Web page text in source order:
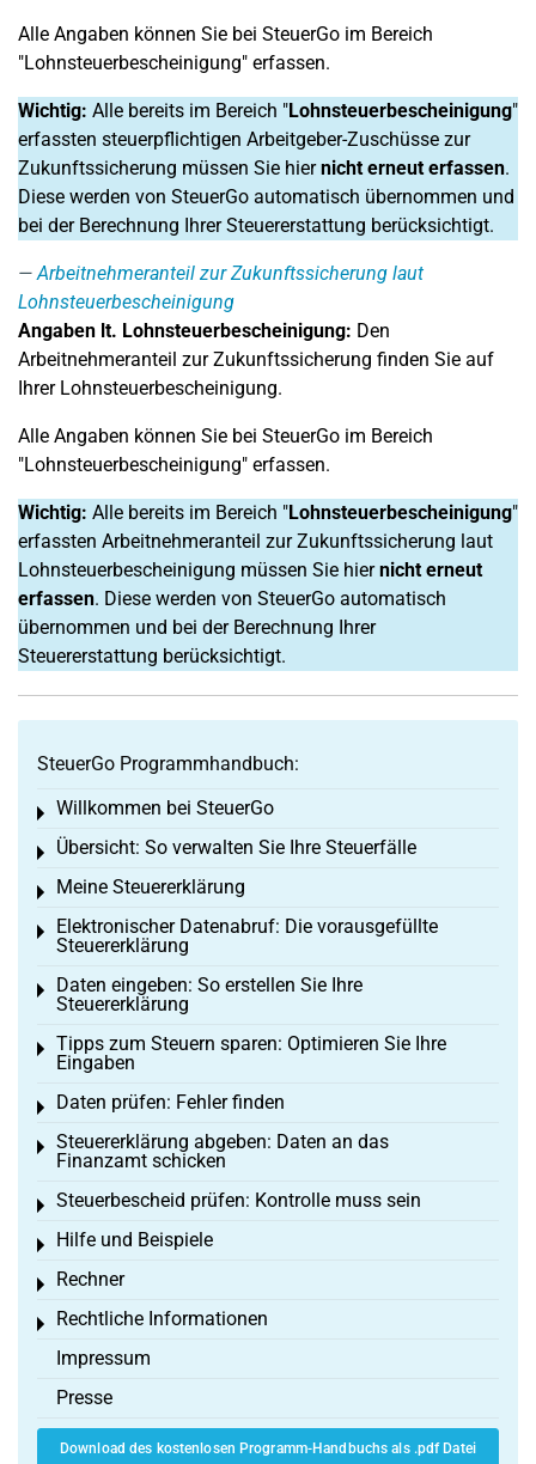
Alle Angaben können Sie bei SteuerGo im Bereich
"Lohnsteuerbescheinigung" erfassen.
Wichtig: Alle bereits im Bereich "Lohnsteuerbescheinigung"
erfassten steuerpflichtigen Arbeitgeber-Zuschüsse zur
Zukunftssicherung müssen Sie hiernicht erneut erfassen.
Diese werden von SteuerGo automatisch übernommen und
bei der Berechnung Ihrer Steuererstattung berücksichtigt.
Arbeitnehmeranteil zur Zukunftssicherung laut
Lohnsteuerbescheinigung
Angaben lt. Lohnsteuerbescheinigung: Den
Arbeitnehmeranteil zur Zukunftssicherung finden Sie auf
Ihrer Lohnsteuerbescheinigung.
Alle Angaben können Sie bei SteuerGo im Bereich
"Lohnsteuerbescheinigung" erfassen.
Wichtig: Alle bereits im Bereich "Lohnsteuerbescheinigung"
erfassten Arbeitnehmeranteil zur Zukunftssicherung laut
Lohnsteuerbescheinigung müssen Sie hiernicht erneut
erfassen. Diese werden von SteuerGo automatisch
übernommen und bei der Berechnung Ihrer
Steuererstattung berücksichtigt.
SteuerGo Programmhandbuch:
Willkommen bei SteuerGo
Toggle menu
Übersicht: So verwalten Sie Ihre Steuerfälle
Toggle menu
Meine Steuererklärung
Toggle menu
Elektronischer Datenabruf: Die vorausgefüllte
Steuererklärung
Toggle menu
Daten eingeben: So erstellen Sie Ihre
Steuererklärung
Toggle menu
Tipps zum Steuern sparen: Optimieren Sie Ihre
Eingaben
Toggle menu
Daten prüfen: Fehler finden
Toggle menu
Steuererklärung abgeben: Daten an das
Finanzamt schicken
Toggle menu
Steuerbescheid prüfen: Kontrolle muss sein
Toggle menu
Hilfe und Beispiele
Toggle menu
Rechner
Toggle menu
Rechtliche Informationen
Toggle menu
Impressum
Presse
Download des kostenlosen Programm-Handbuchs als .pdf Datei